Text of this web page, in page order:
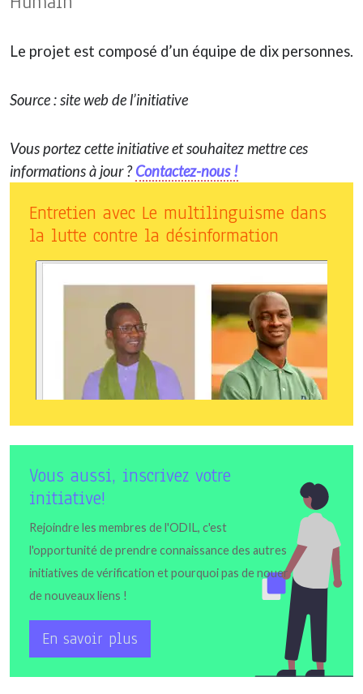
Le projet est composé d’un équipe de dix personnes.
Source : site web de l’initiative
Vous portez cette initiative et souhaitez mettre ces
informations à jour ?Contactez-nous !
Entretien avec Le multilinguisme dans
la lutte contre la désinformation
Vous aussi, inscrivez votre
initiative!
Rejoindre les membres de l'ODIL, c'est
l'opportunité de prendre connaissance des autres
initiatives de vérification et pourquoi pas de nouer
de nouveaux liens !
En savoir plus